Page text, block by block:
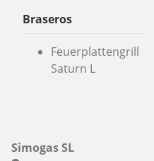
Braseros
Feuerplattengrill
Saturn L
Simogas SL